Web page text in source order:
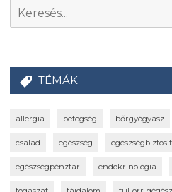
TÉMÁK
allergia betegség bőrgyógyász
család egészség
egészségpénztár endokrinológia